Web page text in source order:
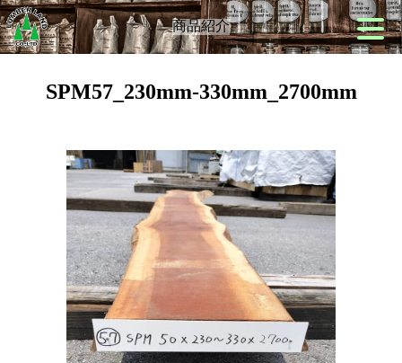
商品紹介
SPM57_230mm-330mm_2700mm